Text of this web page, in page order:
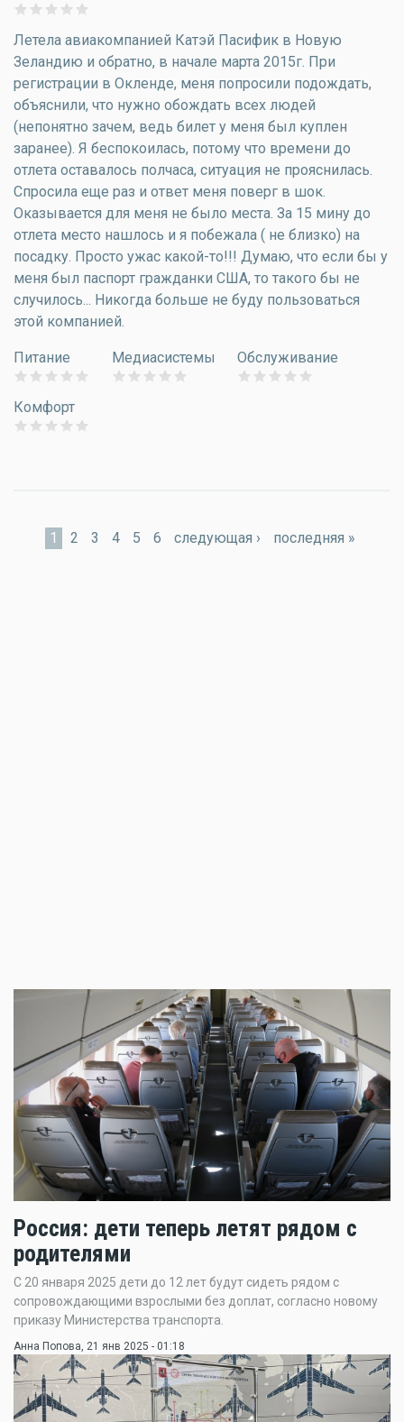
Летела авиакомпанией Катэй Пасифик в Новую
Зеландию и обратно, в начале марта 2015г. При
регистрации в Окленде, меня попросили подождать,
объяснили, что нужно обождать всех людей
(непонятно зачем, ведь билет у меня был куплен
заранее). Я беспокоилась, потому что времени до
отлета оставалось полчаса, ситуация не прояснилась.
Спросила еще раз и ответ меня поверг в шок.
Оказывается для меня не было места. За 15 мину до
отлета место нашлось и я побежала ( не близко) на
посадку. Просто ужас какой-то!!! Думаю, что если бы у
меня был паспорт гражданки США, то такого бы не
случилось... Никогда больше не буду пользоваться
этой компанией.
Питание Медиасистемы Обслуживание
Комфорт
1 2 3 4 5 6 следующая › последняя »
Россия: дети теперь летят рядом с
родителями
С 20 января 2025 дети до 12 лет будут сидеть рядом с
сопровождающими взрослыми без доплат, согласно новому
приказу Министерства транспорта.
Анна Попова, 21 янв 2025 - 01:18